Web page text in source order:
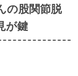
の股関節脱
が鍵